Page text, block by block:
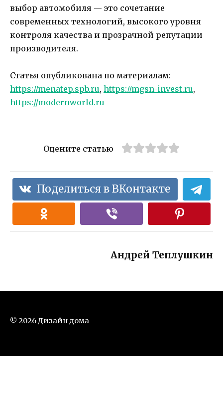
выбор автомобиля — это сочетание
современных технологий, высокого уровня
контроля качества и прозрачной репутации
производителя.
Статья опубликована по материалам:
https://menatep.spb.ru, https://mgsn-invest.ru,
https://modernworld.ru
Оцените статью
Поделиться в ВКонтакте
Андрей Теплушкин
© 2026 Дизайн дома